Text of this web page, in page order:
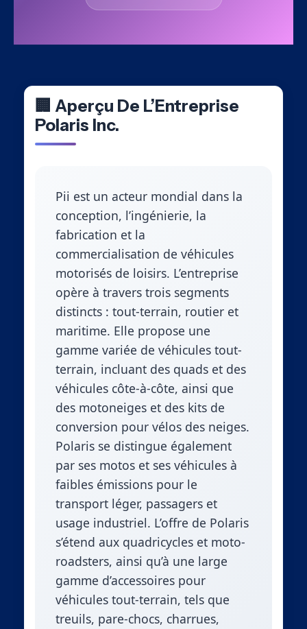
🏢 Aperçu De L’Entreprise
Polaris Inc.
Pii est un acteur mondial dans la
conception, l’ingénierie, la
fabrication et la
commercialisation de véhicules
motorisés de loisirs. L’entreprise
opère à travers trois segments
distincts : tout-terrain, routier et
maritime. Elle propose une
gamme variée de véhicules tout-
terrain, incluant des quads et des
véhicules côte-à-côte, ainsi que
des motoneiges et des kits de
conversion pour vélos des neiges.
Polaris se distingue également
par ses motos et ses véhicules à
faibles émissions pour le
transport léger, passagers et
usage industriel. L’offre de Polaris
s’étend aux quadricycles et moto-
roadsters, ainsi qu’à une large
gamme d’accessoires pour
véhicules tout-terrain, tels que
treuils, pare-chocs, charrues,